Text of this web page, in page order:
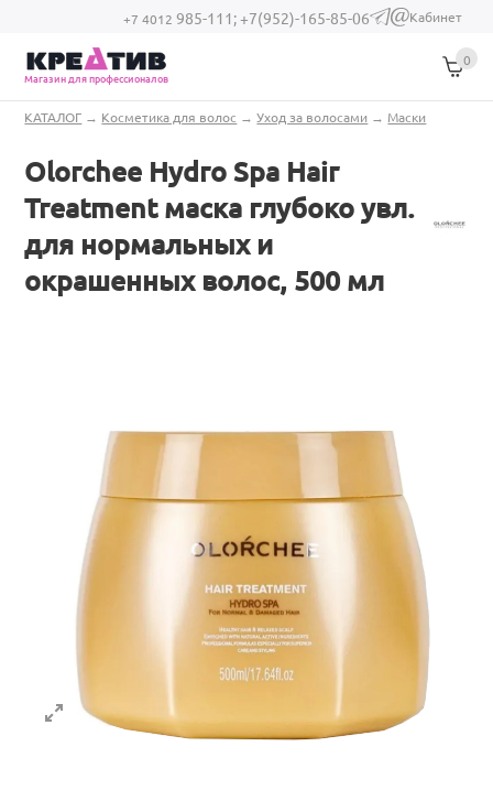
Перейти к основному содержанию
+7 4012 985-111;+7(952)-165-85-06
(link sends e-
Кабинет
Магазин для профессионалов
0
Вы здесь
КАТАЛОГ → Косметика для волос →Уход за волосами → Маски
Olorchee Hydro Spa Hair
Treatment маска глубоко увл.
для нормальных и
окрашенных волос, 500 мл